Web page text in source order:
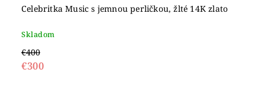
Celebritka Music s jemnou perličkou, žlté 14K zlato
Skladom
€400
€300